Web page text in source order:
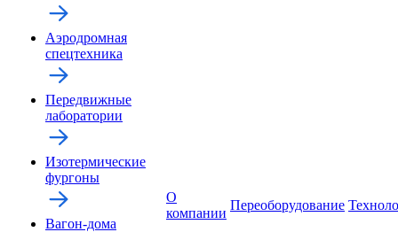
Аэродромная
спецтехника
Передвижные
лаборатории
Изотермические
фургоны
Вагон-дома
О
компании
Переоборудование